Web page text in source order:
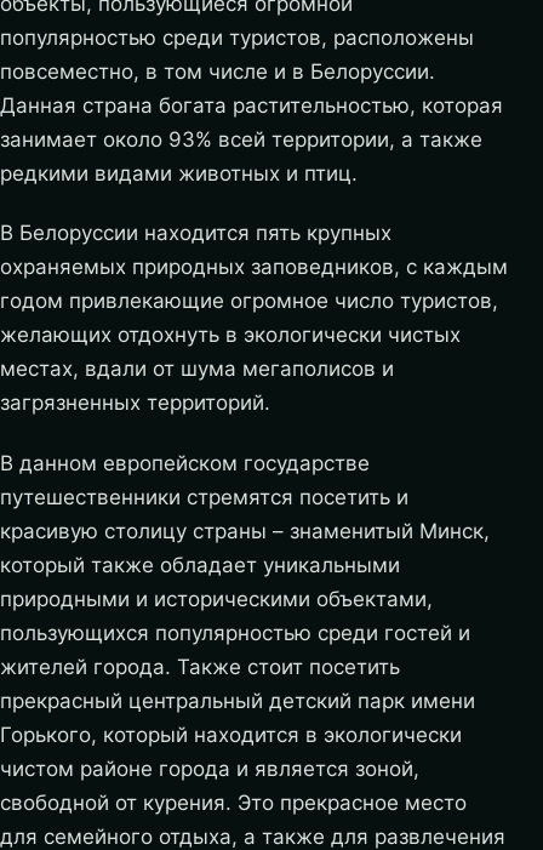
популярностью среди туристов, расположены
повсеместно, в том числе и в Белоруссии.
Данная страна богата растительностью, которая
занимает около 93% всей территории, а также
редкими видами животных и птиц.
В Белоруссии находится пять крупных
охраняемых природных заповедников, с каждым
годом привлекающие огромное число туристов,
желающих отдохнуть в экологически чистых
местах, вдали от шума мегаполисов и
загрязненных территорий.
В данном европейском государстве
путешественники стремятся посетить и
красивую столицу страны – знаменитый Минск,
который также обладает уникальными
природными и историческими объектами,
пользующихся популярностью среди гостей и
жителей города. Также стоит посетить
прекрасный центральный детский парк имени
Горького, который находится в экологически
чистом районе города и является зоной,
свободной от курения. Это прекрасное место
для семейного отдыха, а также для развлечения